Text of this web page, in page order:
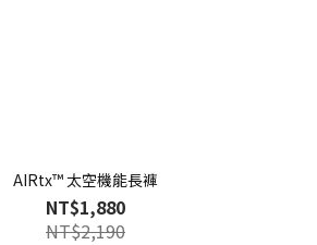
AIRtx™ 太空機能長褲
NT$1,880
NT$2,190